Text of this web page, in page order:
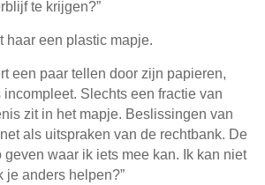
te krijgen?”
haar een plastic mapje.
een paar tellen door zijn papieren,
incompleet. Slechts een fractie van
zit in het mapje. Beslissingen van
als uitspraken van de rechtbank. De
geven waar ik iets mee kan. Ik kan niet
je anders helpen?”